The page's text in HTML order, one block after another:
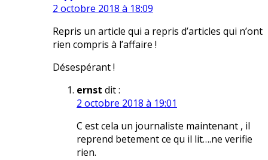
2 octobre 2018 à 18:09
Repris un article qui a repris d’articles qui n’ont
rien compris à l’affaire !
Désespérant !
ernst dit :
2 octobre 2018 à 19:01
C est cela un journaliste maintenant , il
reprend betement ce qu il lit….ne verifie
rien.